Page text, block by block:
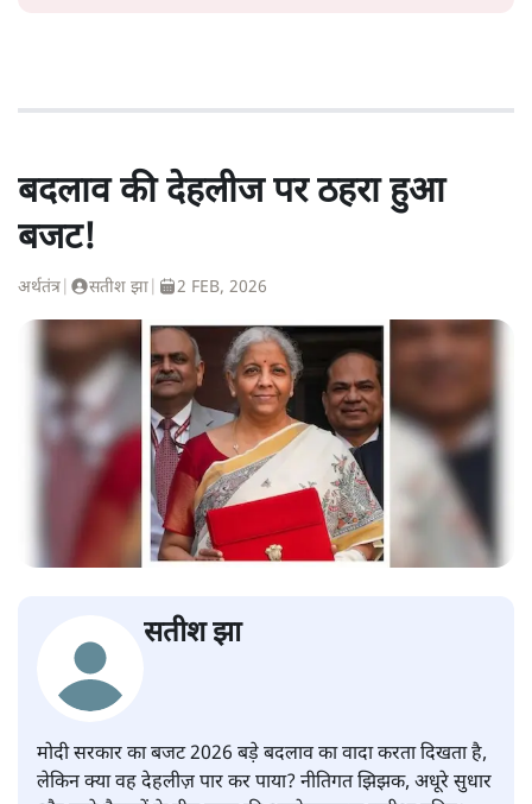
बदलाव की देहलीज पर ठहरा हुआ
बजट!
अर्थतंत्र सतीश झा 2 FEB, 2026
सतीश झा
मोदी सरकार का बजट 2026 बड़े बदलाव का वादा करता दिखता है,
लेकिन क्या वह देहलीज़ पार कर पाया? नीतिगत झिझक, अधूरे सुधार